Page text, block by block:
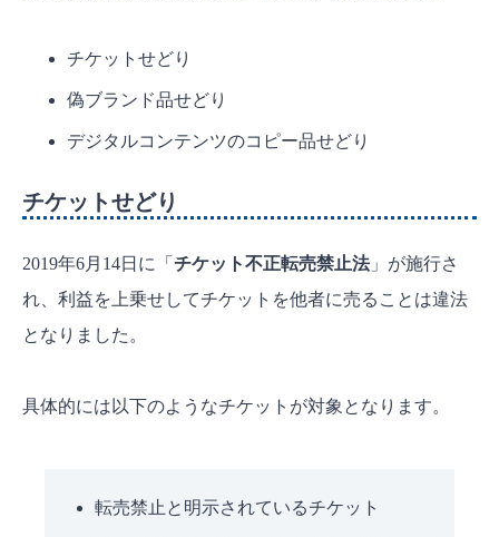
チケットせどり
偽ブランド品せどり
デジタルコンテンツのコピー品せどり
チケットせどり
2019年6月14日に「 チケット不正転売禁止法」が施行さ
れ、利益を上乗せしてチケットを他者に売ることは違法
となりました。
具体的には以下のようなチケットが対象となります。
転売禁止と明示されているチケット